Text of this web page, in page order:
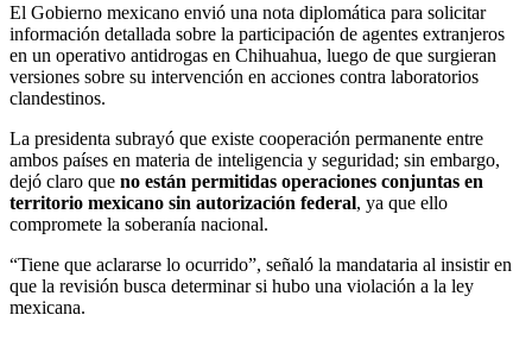
El Gobierno mexicano envió una nota diplomática para solicitar
información detallada sobre la participación de agentes extranjeros
en un operativo antidrogas en Chihuahua, luego de que surgieran
versiones sobre su intervención en acciones contra laboratorios
clandestinos.
La presidenta subrayó que existe cooperación permanente entre
ambos países en materia de inteligencia y seguridad; sin embargo,
dejó claro que no están permitidas operaciones conjuntas en
territorio mexicano sin autorización federal, ya que ello
compromete la soberanía nacional.
“Tiene que aclararse lo ocurrido”, señaló la mandataria al insistir en
que la revisión busca determinar si hubo una violación a la ley
mexicana.